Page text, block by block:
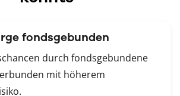
fondsgebunden
durch fondsgebundene
mit höherem